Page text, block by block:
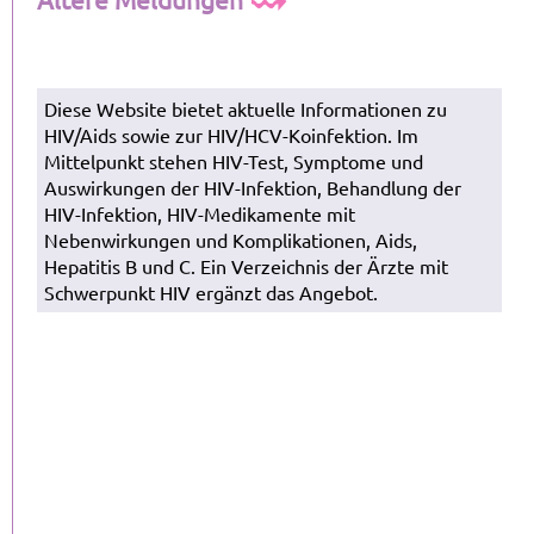
Diese Website bietet aktuelle Informationen zu
HIV/Aids sowie zur HIV/HCV-Koinfektion. Im
Mittelpunkt stehen HIV-Test, Symptome und
Auswirkungen der HIV-Infektion, Behandlung der
HIV-Infektion, HIV-Medikamente mit
Nebenwirkungen und Komplikationen, Aids,
Hepatitis B und C. Ein Verzeichnis der Ärzte mit
Schwerpunkt HIV ergänzt das Angebot.